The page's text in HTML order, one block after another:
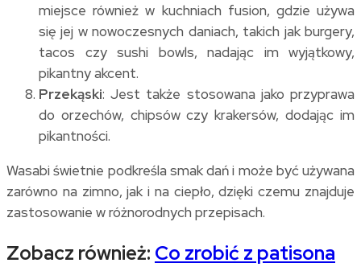
miejsce również w kuchniach fusion, gdzie używa
się jej w nowoczesnych daniach, takich jak burgery,
tacos czy sushi bowls, nadając im wyjątkowy,
pikantny akcent.
Przekąski: Jest także stosowana jako przyprawa
do orzechów, chipsów czy krakersów, dodając im
pikantności.
Wasabi świetnie podkreśla smak dań i może być używana
zarówno na zimno, jak i na ciepło, dzięki czemu znajduje
zastosowanie w różnorodnych przepisach.
Zobacz również: Co zrobić z patisona